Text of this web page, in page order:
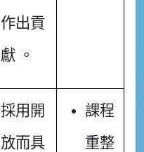
作出貢
獻 。
採用開
放而具
課程
重整